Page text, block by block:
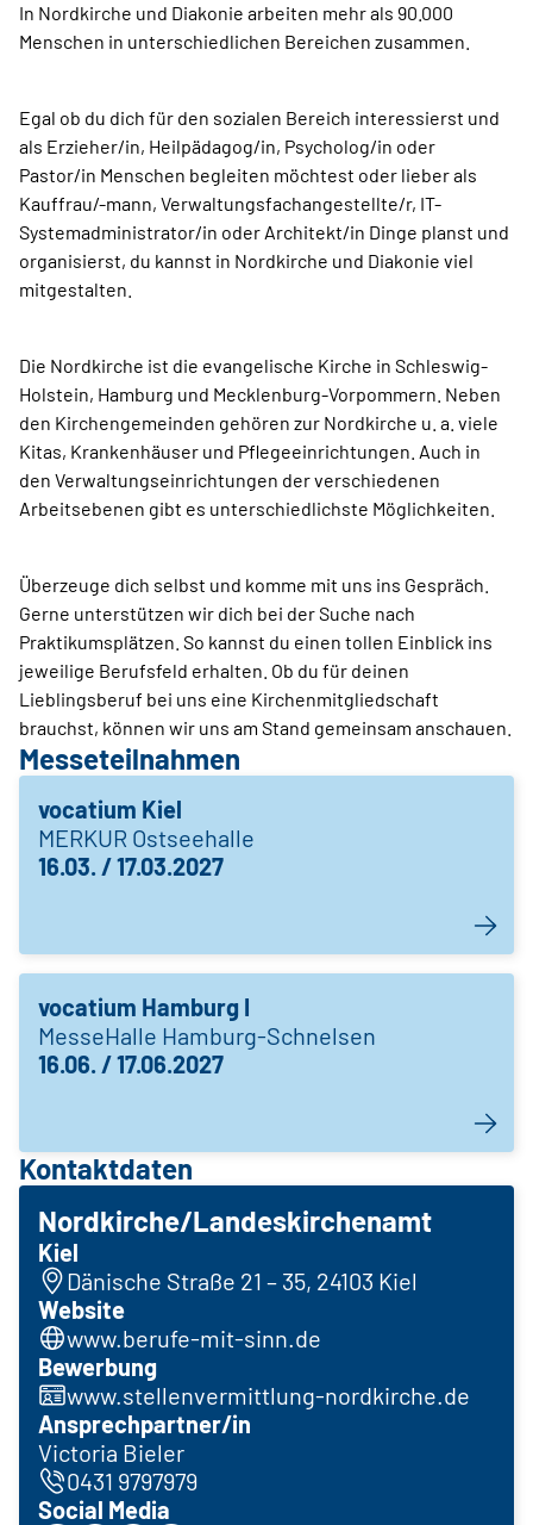
In Nordkirche und Diakonie arbeiten mehr als 90.000
Menschen in unterschiedlichen Bereichen zusammen.
Egal ob du dich für den sozialen Bereich interessierst und
als Erzieher/in, Heilpädagog/in, Psycholog/in oder
Pastor/in Menschen begleiten möchtest oder lieber als
Kauffrau/-mann, Verwaltungsfachangestellte/r, IT-
Systemadministrator/in oder Architekt/in Dinge planst und
organisierst, du kannst in Nordkirche und Diakonie viel
mitgestalten.
Die Nordkirche ist die evangelische Kirche in Schleswig-
Holstein, Hamburg und Mecklenburg-Vorpommern. Neben
den Kirchengemeinden gehören zur Nordkirche u. a. viele
Kitas, Krankenhäuser und Pflegeeinrichtungen. Auch in
den Verwaltungseinrichtungen der verschiedenen
Arbeitsebenen gibt es unterschiedlichste Möglichkeiten.
Überzeuge dich selbst und komme mit uns ins Gespräch.
Gerne unterstützen wir dich bei der Suche nach
Praktikumsplätzen. So kannst du einen tollen Einblick ins
jeweilige Berufsfeld erhalten. Ob du für deinen
Lieblingsberuf bei uns eine Kirchenmitgliedschaft
brauchst, können wir uns am Stand gemeinsam anschauen.
Messeteilnahmen
vocatium Kiel
MERKUR Ostseehalle
16.03. / 17.03.2027
vocatium Hamburg I
MesseHalle Hamburg-Schnelsen
16.06. / 17.06.2027
Kontaktdaten
Nordkirche/Landeskirchenamt
Kiel
Dänische Straße 21 – 35, 24103 Kiel
Website
www.berufe-mit-sinn.de
Bewerbung
www.stellenvermittlung-nordkirche.de
Ansprechpartner/in
Victoria Bieler
0431 9797979
Social Media